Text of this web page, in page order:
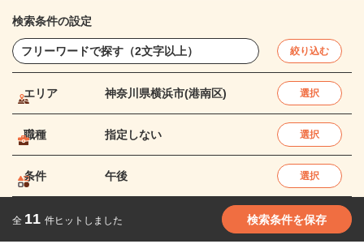
検索条件の設定
絞り込む
エリア 神奈川県横浜市(港南区) 選択
職種 指定しない 選択
条件 午後 選択
全 11 件ヒットしました 検索条件を保存